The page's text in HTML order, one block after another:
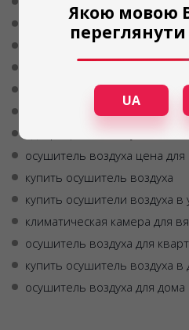
инфракрасная сушка
силикагель осушитель
адсорбционный осушитель
купить осушитель воздуха
осушитель воздуха цена
купить осушитель воздуха
купить осушители воздуха в
климатическая камера для
осушитель воздуха для
купить осушитель воздуха в
осушитель воздуха для дома
Якою мовою
UA